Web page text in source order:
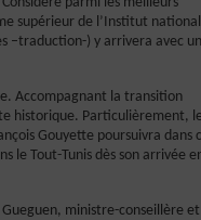
supérieur de l’Institut
–traduction-) y arrivera avec
Accompagnant la transition
historique. Particulièrement,
Gouyette poursuivra dans
le Tout-Tunis dès son arrivée
Gueguen, ministre-conseillère et